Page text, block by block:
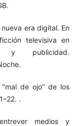
era digital. En
televisiva en
y publicidad.
"mal de ojo" de los
.
medios y